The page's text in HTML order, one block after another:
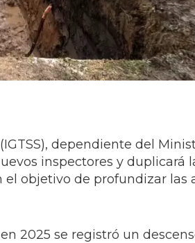
dependiente del
inspectores y duplicará
objetivo de profundizar las
2025 se registró un